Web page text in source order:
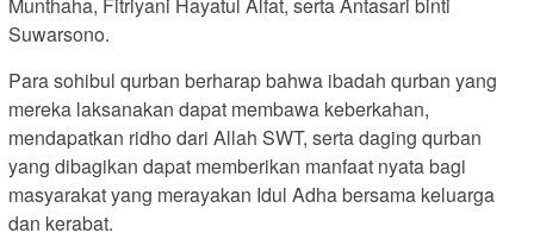
Suwarsono.
Para sohibul qurban berharap bahwa ibadah qurban yang
mereka laksanakan dapat membawa keberkahan,
mendapatkan ridho dari Allah SWT, serta daging qurban
yang dibagikan dapat memberikan manfaat nyata bagi
masyarakat yang merayakan Idul Adha bersama keluarga
dan kerabat.